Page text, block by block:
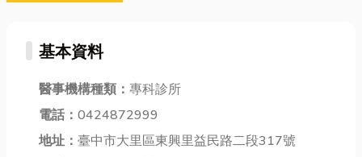
基本資料
醫事機構種類： 專科診所
電話： 0424872999
地址： 臺中市大里區東興里益民路二段317號